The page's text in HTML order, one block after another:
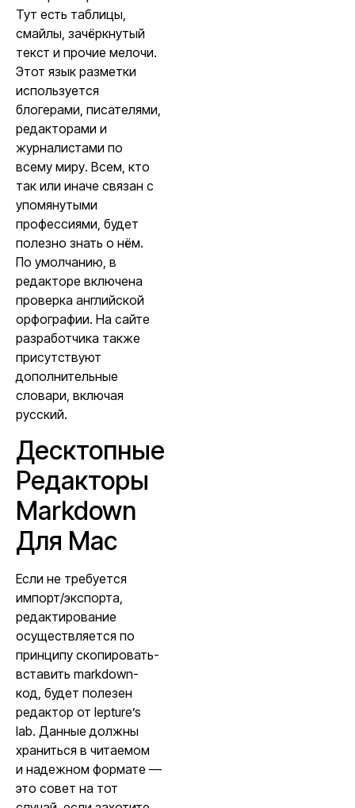
Тут есть таблицы,
смайлы, зачёркнутый
текст и прочие мелочи.
Этот язык разметки
используется
блогерами, писателями,
редакторами и
журналистами по
всему миру. Всем, кто
так или иначе связан с
упомянутыми
профессиями, будет
полезно знать о нём.
По умолчанию, в
редакторе включена
проверка английской
орфографии. На сайте
разработчика также
присутствуют
дополнительные
словари, включая
русский.
Десктопные
Редакторы
Markdown
Для Mac
Если не требуется
импорт/экспорта,
редактирование
осуществляется по
принципу скопировать-
вставить markdown-
код, будет полезен
редактор от lepture’s
lab. Данные должны
храниться в читаемом
и надежном формате —
это совет на тот